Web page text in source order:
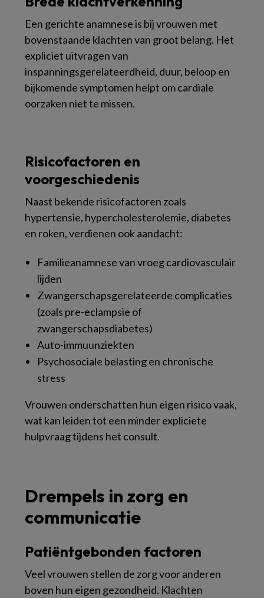
Een gerichte anamnese is bij vrouwen met
bovenstaande klachten van groot belang. Het
expliciet uitvragen van
inspanningsgerelateerdheid, duur, beloop en
bijkomende symptomen helpt om cardiale
oorzaken niet te missen.
Risicofactoren en
voorgeschiedenis
Naast bekende risicofactoren zoals
hypertensie, hypercholesterolemie, diabetes
en roken, verdienen ook aandacht:
Familieanamnese van vroeg cardiovasculair
lijden
Zwangerschapsgerelateerde complicaties
(zoals pre-eclampsie of
zwangerschapsdiabetes)
Auto-immuunziekten
Psychosociale belasting en chronische
stress
Vrouwen onderschatten hun eigen risico vaak,
wat kan leiden tot een minder expliciete
hulpvraag tijdens het consult.
Drempels in zorg en
communicatie
Patiëntgebonden factoren
Veel vrouwen stellen de zorg voor anderen
boven hun eigen gezondheid. Klachten